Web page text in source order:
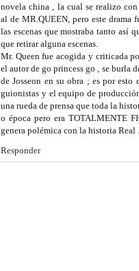
novela china , la cual se realizo
al de MR.QUEEN, pero este drama
las escenas que mostraba tanto así
que retirar alguna escenas.
Mr. Queen fue acogida y criticada
el autor de go princess go , se burla
de Josseon en su obra ; es por
guionistas y el equipo de
una rueda de prensa que toda la
o época pero era TOTALMENTE
genera polémica con la historia Real .
Responder